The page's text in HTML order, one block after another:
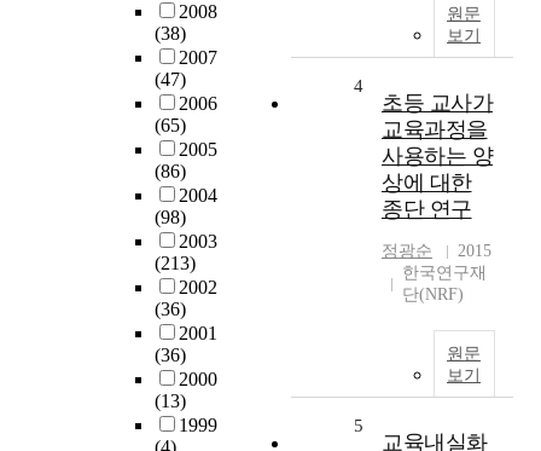
2008
(38)
2007
(47)
2006
(65)
2005
(86)
2004
(98)
2003
(213)
2002
(36)
2001
(36)
2000
(13)
1999
원문
보기
4
초등 교사가
교육과정을
사용하는 양
상에 대한
종단 연구
정광순
2015
한국연구재
단(NRF)
원문
보기
5
교육내실화